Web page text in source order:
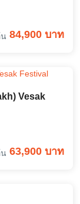
84,900 บาท
Vesak
63,900 บาท